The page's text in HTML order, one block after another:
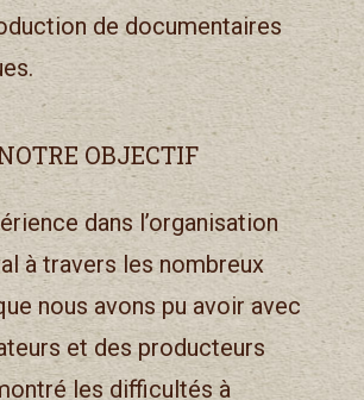
de documentaires
OBJECTIF
dans l’organisation
à travers les nombreux
nous avons pu avoir avec
et des producteurs
les difficultés à